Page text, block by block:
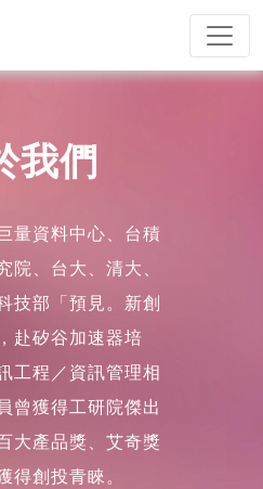
我們
量資料中心、台積
院、台大、清大、
技部「預見。新創
赴矽谷加速器培
工程／資訊管理相
曾獲得工研院傑出
大產品獎、艾奇獎
得創投青睞。